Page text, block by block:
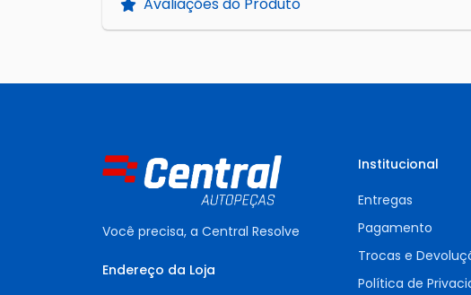
Avaliações do Produto
Você precisa, a Central Resolve
Endereço da Loja
Institucional
Entregas
Pagamento
Trocas e
Política de